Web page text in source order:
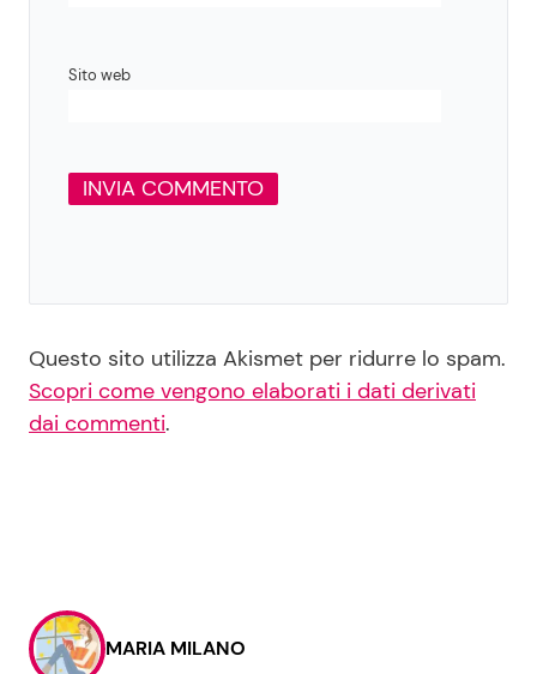
Sito web
Questo sito utilizza Akismet per ridurre lo spam.
Scopri come vengono elaborati i dati derivati
dai commenti.
MARIA MILANO